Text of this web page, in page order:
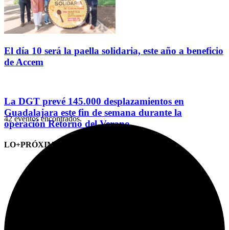
El día 10 será la paella solidaria, este año a beneficio
de Accem
La DGT prevé 145.000 desplazamientos en
Guadalajara este fin de semana durante la
operación Retorno del Verano
LO+PRÓXIMO (CITAS)
42 eventos encontrados.